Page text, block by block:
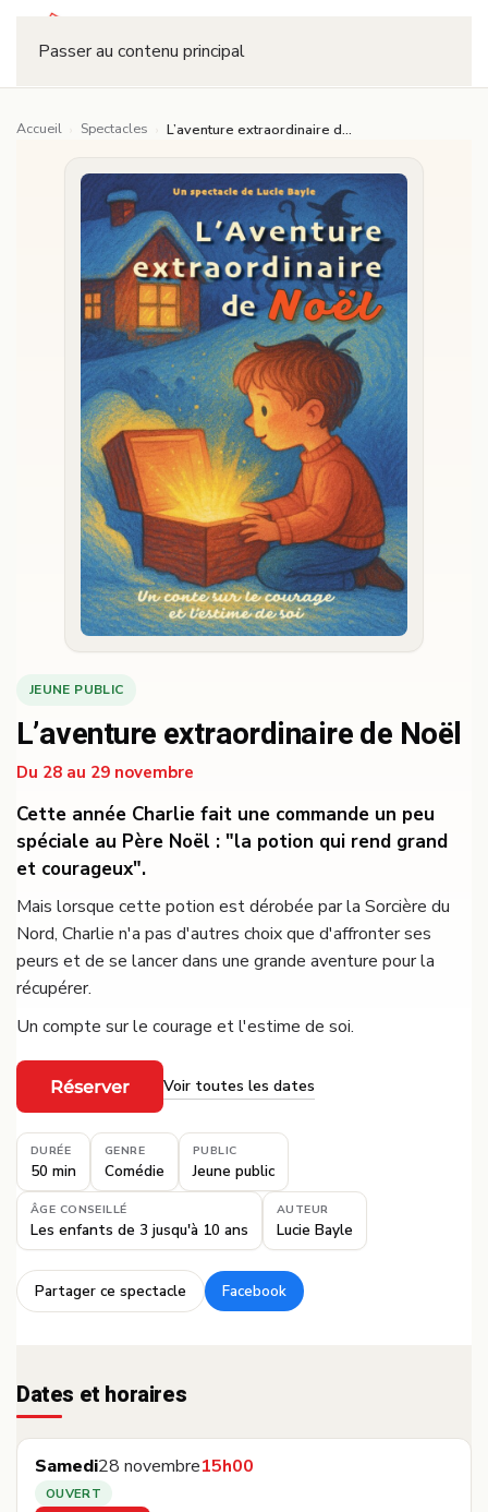
Passer au contenu principal
Accueil Spectacles L’aventure extraordinaire de Noël
JEUNE PUBLIC
L’aventure extraordinaire de Noël
Du 28 au 29 novembre
Cette année Charlie fait une commande un peu
spéciale au Père Noël : "la potion qui rend grand
et courageux".
Mais lorsque cette potion est dérobée par la Sorcière du
Nord, Charlie n'a pas d'autres choix que d'affronter ses
peurs et de se lancer dans une grande aventure pour la
récupérer.
Un compte sur le courage et l'estime de soi.
Réserver
·
Voir toutes les dates
DURÉE
50 min
GENRE
Comédie
PUBLIC
Jeune public
ÂGE CONSEILLÉ
Les enfants de 3 jusqu'à 10 ans
AUTEUR
Lucie Bayle
Partager ce spectacle
·
Facebook
Dates et horaires
Samedi28 novembre15h00
OUVERT